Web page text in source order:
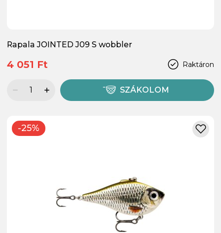
Rapala JOINTED J09 S wobbler
Raktáron
4 051 Ft
SZÁKOLOM
-25%